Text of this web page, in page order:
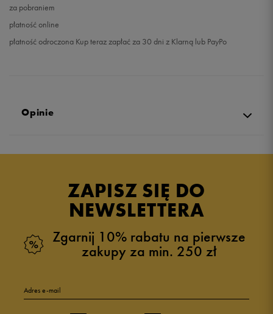
za pobraniem
płatność online
płatność odroczona Kup teraz zapłać za 30 dni z Klarną lub PayPo
Opinie
ZAPISZ SIĘ DO
NEWSLETTERA
Zgarnij 10% rabatu na pierwsze
zakupy za min. 250 zł
Adres e-mail